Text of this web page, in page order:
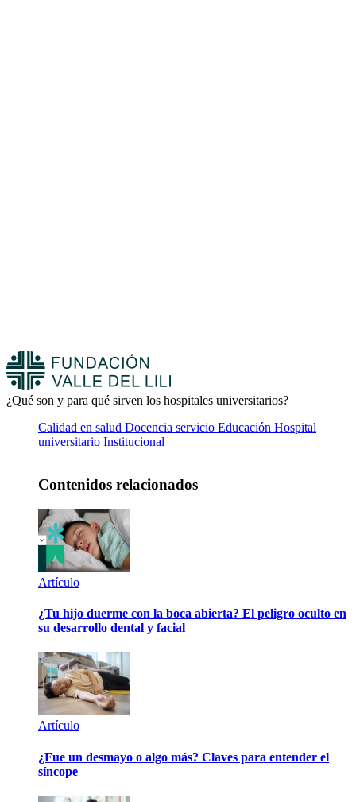
¿Qué son y para qué sirven los hospitales universitarios?
Calidad en salud Docencia servicio Educación Hospital
universitario Institucional
Contenidos relacionados
Artículo
¿Tu hijo duerme con la boca abierta? El peligro oculto en
su desarrollo dental y facial
Artículo
¿Fue un desmayo o algo más? Claves para entender el
síncope